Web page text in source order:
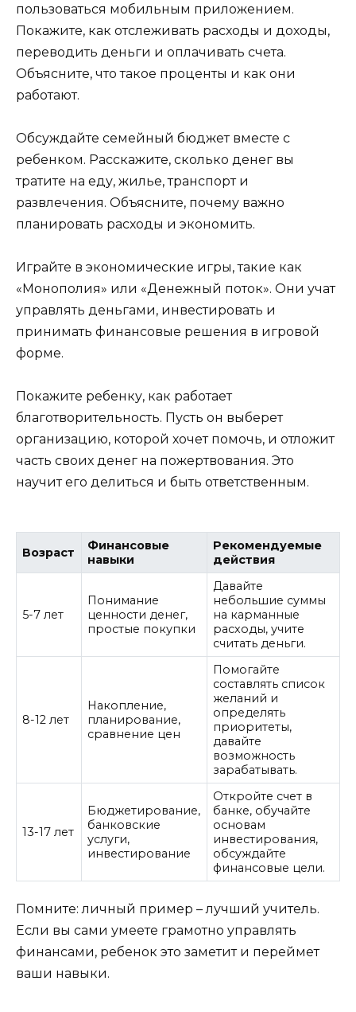
пользоваться мобильным приложением.
Покажите, как отслеживать расходы и доходы,
переводить деньги и оплачивать счета.
Объясните, что такое проценты и как они
работают.
Обсуждайте семейный бюджет вместе с
ребенком. Расскажите, сколько денег вы
тратите на еду, жилье, транспорт и
развлечения. Объясните, почему важно
планировать расходы и экономить.
Играйте в экономические игры, такие как
«Монополия» или «Денежный поток». Они учат
управлять деньгами, инвестировать и
принимать финансовые решения в игровой
форме.
Покажите ребенку, как работает
благотворительность. Пусть он выберет
организацию, которой хочет помочь, и отложит
часть своих денег на пожертвования. Это
научит его делиться и быть ответственным.
Возраст
Финансовые
навыки
Рекомендуемые
действия
5-7 лет
Понимание
ценности денег,
простые покупки
Давайте
небольшие суммы
на карманные
расходы, учите
считать деньги.
8-12 лет
Накопление,
планирование,
сравнение цен
Помогайте
составлять список
желаний и
определять
приоритеты,
давайте
возможность
зарабатывать.
13-17 лет
Бюджетирование,
банковские
услуги,
инвестирование
Откройте счет в
банке, обучайте
основам
инвестирования,
обсуждайте
финансовые цели.
Помните: личный пример – лучший учитель.
Если вы сами умеете грамотно управлять
финансами, ребенок это заметит и переймет
ваши навыки.